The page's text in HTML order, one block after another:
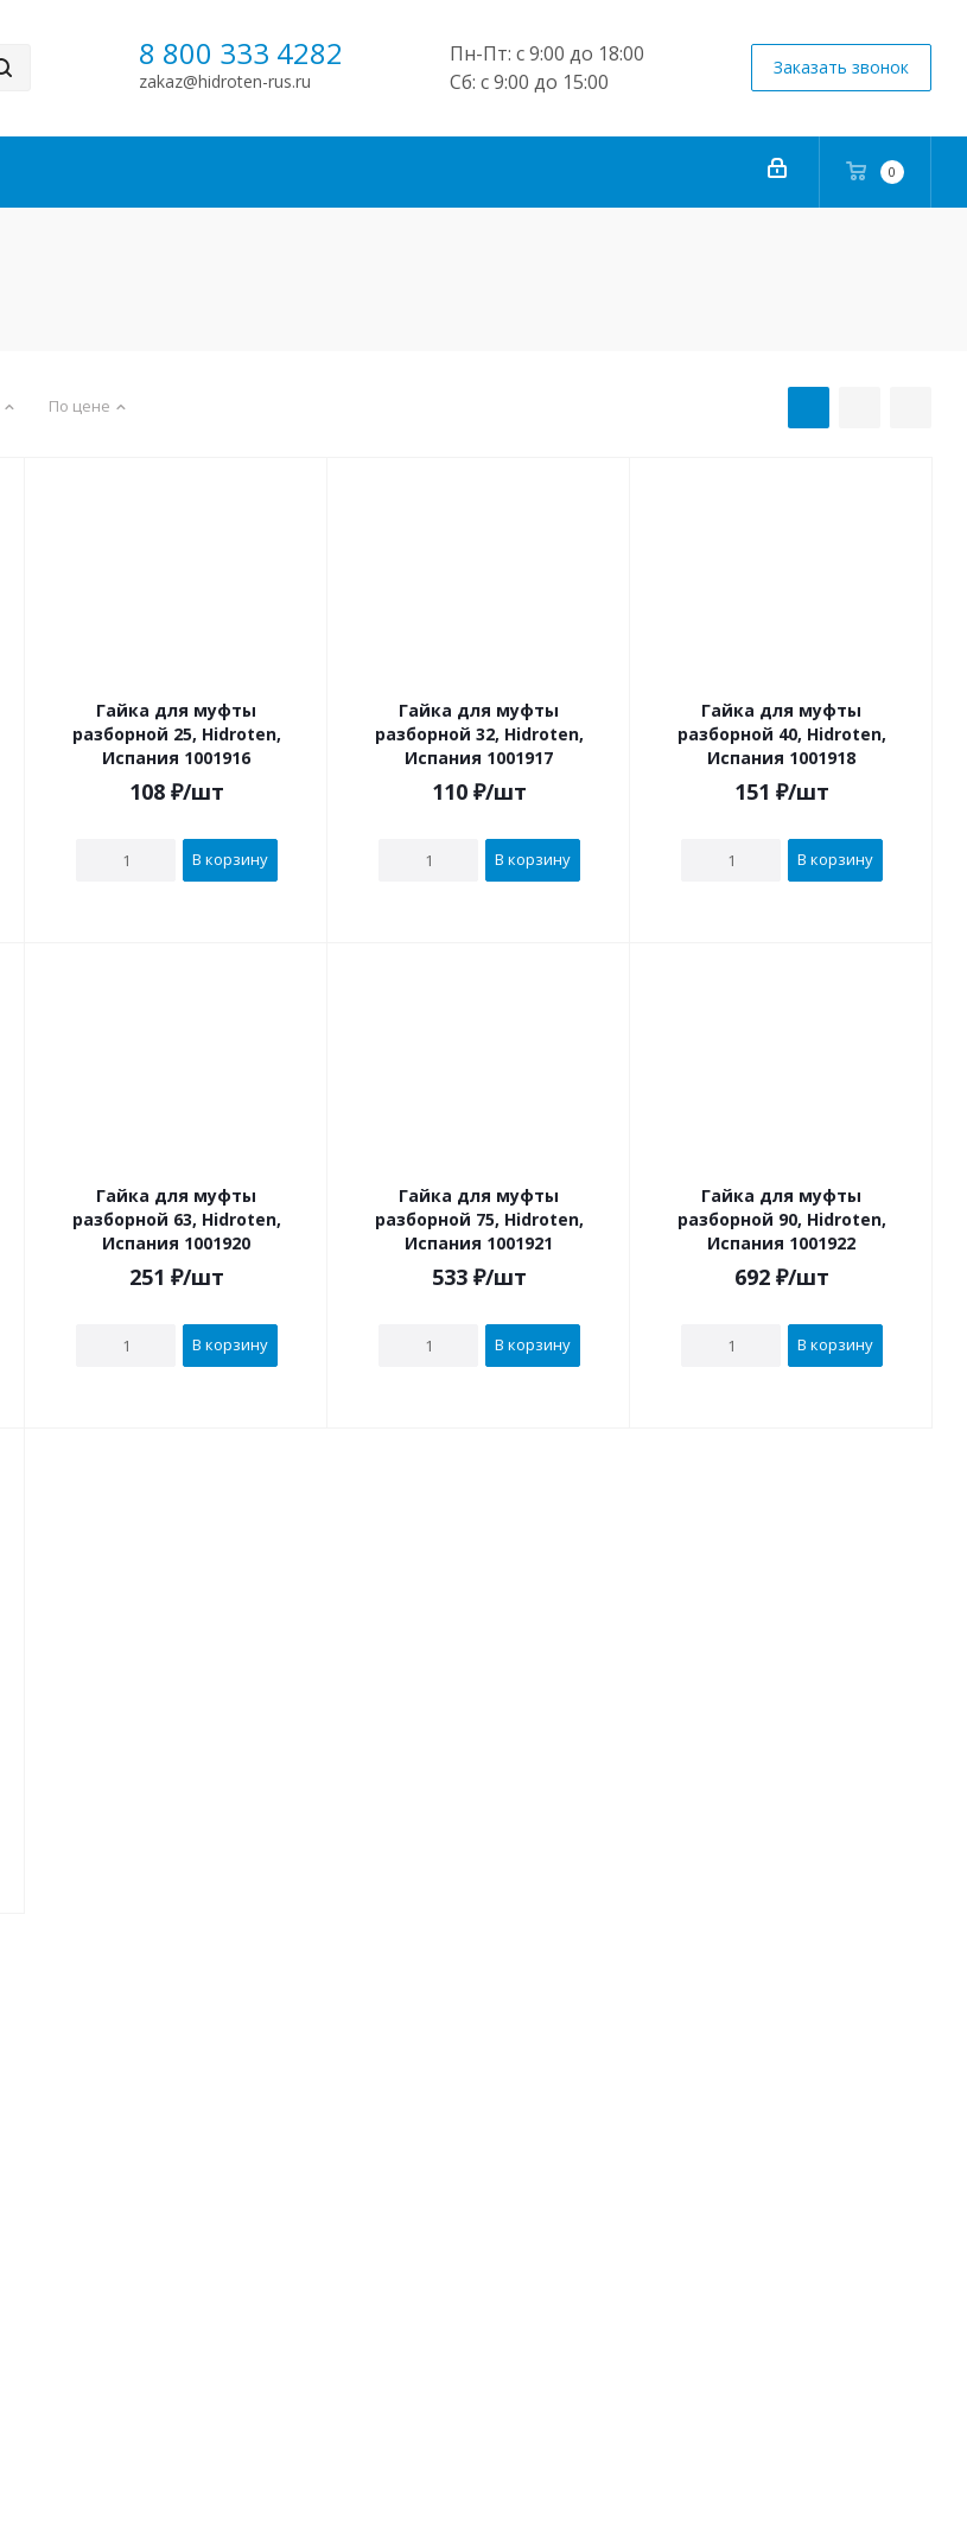
8 800 333 4282
zakaz@hidroten-rus.ru
Пн-Пт: с 9:00 до 18:00
Сб: с 9:00 до 15:00
Заказать звонок
0
По цене
Гайка для муфты
разборной 25, Hidroten,
Испания 1001916
108₽/шт
В корзину
Гайка для муфты
разборной 32, Hidroten,
Испания 1001917
110₽/шт
В корзину
Гайка для муфты
разборной 40, Hidroten,
Испания 1001918
151 ₽/шт
В корзину
Гайка для муфты
разборной 63, Hidroten,
Испания 1001920
251 ₽/шт
В корзину
Гайка для муфты
разборной 75, Hidroten,
Испания 1001921
533₽/шт
В корзину
Гайка для муфты
разборной 90, Hidroten,
Испания 1001922
692₽/шт
В корзину